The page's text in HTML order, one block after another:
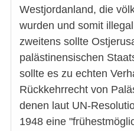
Westjordanland, die
wurden und somit
zweitens sollte
palästinensischen
sollte es zu echten
Rückkehrrecht von
denen laut UN-
1948 eine